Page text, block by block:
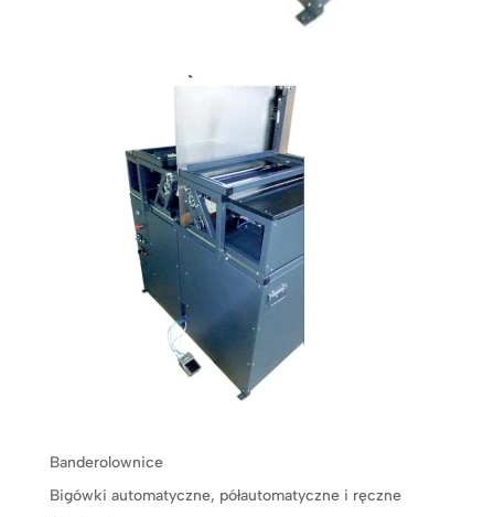
Banderolownice
Bigówki automatyczne, półautomatyczne i ręczne